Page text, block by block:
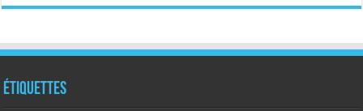
Étiquettes